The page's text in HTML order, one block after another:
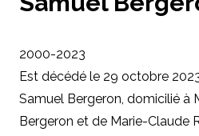
2000-2023
Est décédé le 29 octobre
Samuel Bergeron, domicilié à
Bergeron et de Marie-Claude